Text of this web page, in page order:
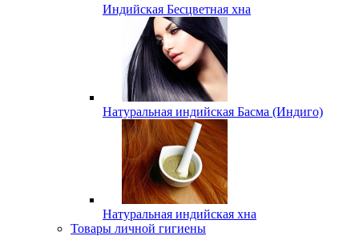
Индийская Бесцветная хна
Натуральная индийская Басма (Индиго)
Натуральная индийская хна
Товары личной гигиены